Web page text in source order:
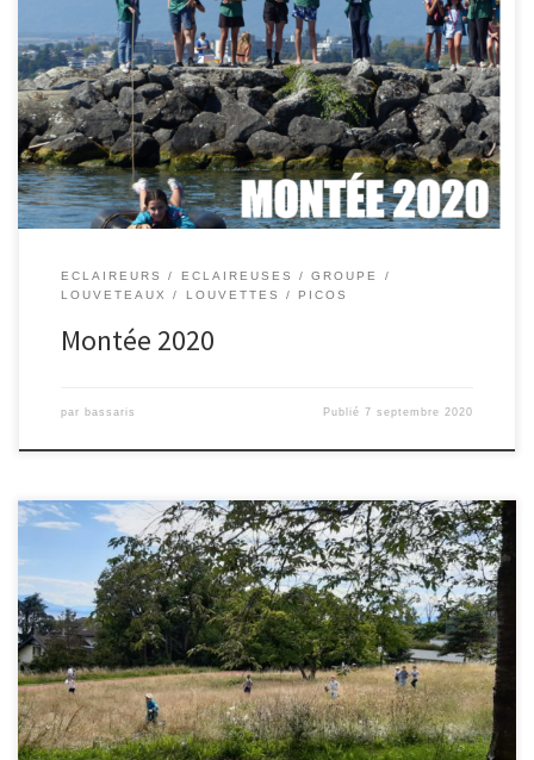
ECLAIREURS ECLAIREUSES
GROUPE
LOUVETEAUX
LOUVETTES PICOS
Montée 2020
par bassaris Publié7 septembre 2020